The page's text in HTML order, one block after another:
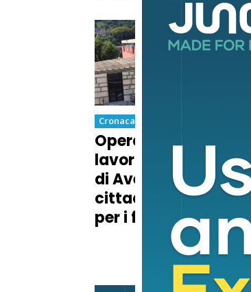
Cronaca
Operaio morto sul
lavoro in un’azienda
di Avenza, lutto
cittadino a Carrara
per i funerali